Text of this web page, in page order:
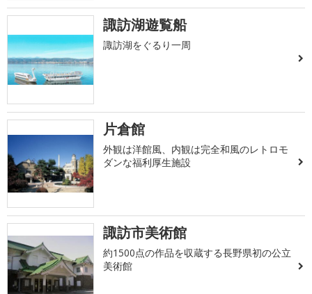
諏訪湖遊覧船
諏訪湖をぐるり一周
片倉館
外観は洋館風、内観は完全和風のレトロモ
ダンな福利厚生施設
諏訪市美術館
約1500点の作品を収蔵する長野県初の公立
美術館